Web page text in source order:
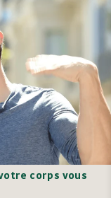
corps vous